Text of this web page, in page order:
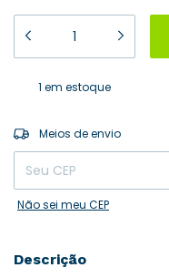
1 em estoque
Entregas para o CEP:
Meios de envio
Não sei meu CEP
Descrição